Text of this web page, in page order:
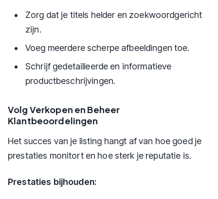
Zorg dat je titels helder en zoekwoordgericht
zijn.
Voeg meerdere scherpe afbeeldingen toe.
Schrijf gedetailleerde en informatieve
productbeschrijvingen.
Volg Verkopen en Beheer
Klantbeoordelingen
Het succes van je listing hangt af van hoe goed je
prestaties monitort en hoe sterk je reputatie is.
Prestaties bijhouden: